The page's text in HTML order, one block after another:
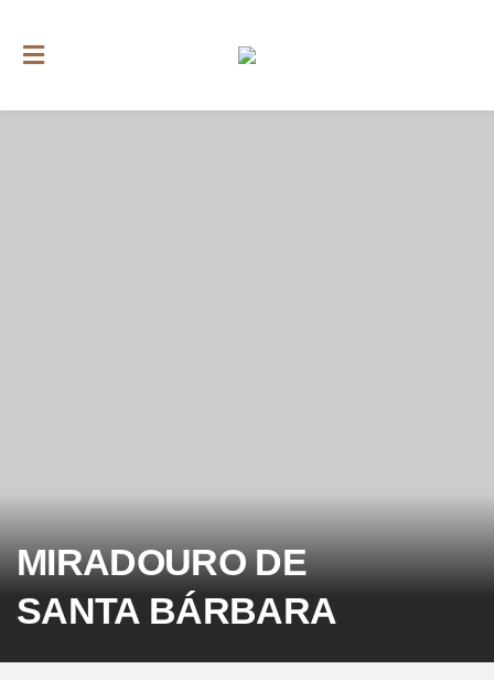
MIRADOURO DE
SANTA BÁRBARA